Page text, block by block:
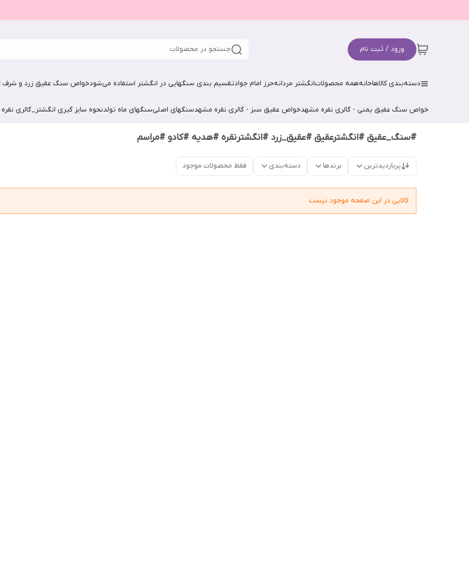
ورود / ثبت نام جستجو در محصولات
دسته‌بندی کالاهاخانههمه محصولاتانگشتر مردانهحرز امام جوادتقسیم بندی سنگهایی در انگشتر استفاده می‌شودخواص سنگ عقیق زرد و شرف
خواص سنگ عقیق یمنی - گالری نقره مشهدخواص عقیق سبز - گالری نقره مشهدسنگهای اصلیسنگهای ماه تولدنحوه سایز گیری انگشتر_گالری
#سنگ_عقیق #انگشترعقیق #عقیق_زرد #انگشترنقره #هدیه #کادو #مراسم
پربازدیدترین برندها دسته‌بندی فقط محصولات موجود
کالایی در این صفحه موجود نیست